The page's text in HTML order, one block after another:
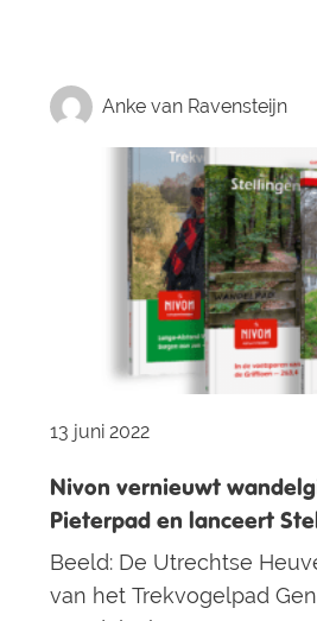
Anke van Ravensteijn
13 juni 2022
Nivon vernieuwt
Pieterpad en lanceert
Beeld: De Utrechtse
van het Trekvogelpad